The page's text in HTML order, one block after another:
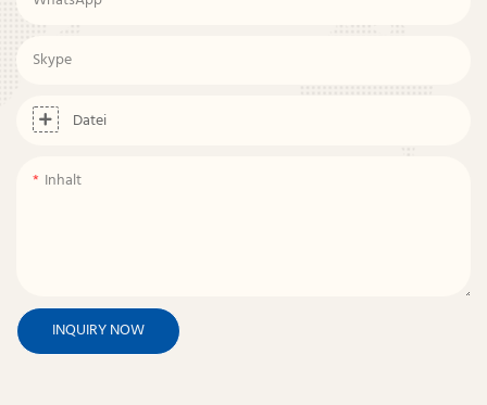
Skype
Datei
Inhalt
INQUIRY NOW